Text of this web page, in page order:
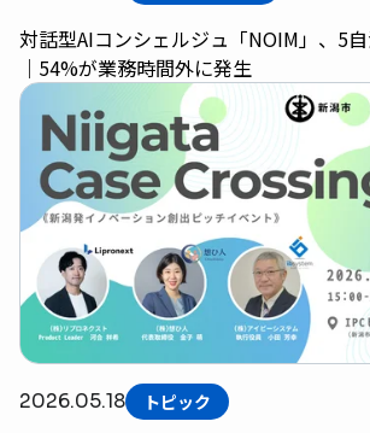
対話型AIコンシェルジュ「NOIM」、5
｜54%が業務時間外に発生
2026.05.18 トピック